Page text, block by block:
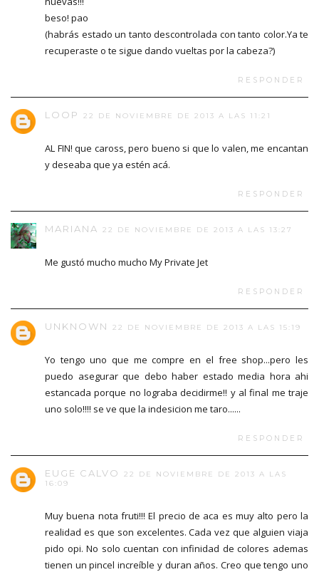
beso! pao
(habrás estado un tanto descontrolada con tanto color.Ya te
recuperaste o te sigue dando vueltas por la cabeza?)
RESPONDER
LOOP 22 DE NOVIEMBRE DE 2013 A LAS 11:21
AL FIN! que caross, pero bueno si que lo valen, me encantan
y deseaba que ya estén acá.
RESPONDER
MARIANA 22 DE NOVIEMBRE DE 2013 A LAS 13:27
Me gustó mucho mucho My Private Jet
RESPONDER
UNKNOWN 22 DE NOVIEMBRE DE 2013 A LAS 15:19
Yo tengo uno que me compre en el free shop...pero les
puedo asegurar que debo haber estado media hora ahi
estancada porque no lograba decidirme!! y al final me traje
uno solo!!!! se ve que la indesicion me taro......
RESPONDER
EUGE CALVO
22 DE NOVIEMBRE DE 2013 A LAS
16:09
Muy buena nota fruti!!! El precio de aca es muy alto pero la
realidad es que son excelentes. Cada vez que alguien viaja
pido opi. No solo cuentan con infinidad de colores ademas
tienen un pincel increíble y duran años. Creo que tengo uno